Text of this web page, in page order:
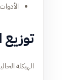
توزيع
الهيكلة